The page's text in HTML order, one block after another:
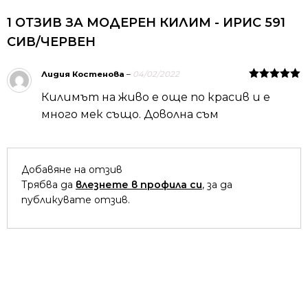
1 ОТЗИВ ЗА МОДЕРЕН КИЛИМ - ИРИС 591
СИВ/ЧЕРВЕН
5от 5
Лидия Костенова – 04/02/2022
Килимът на живо е още по красив и е
много мек също. Доволна съм
Добавяне на отзив
Трябва да влезнете в профила си, за да
публикувате отзив.